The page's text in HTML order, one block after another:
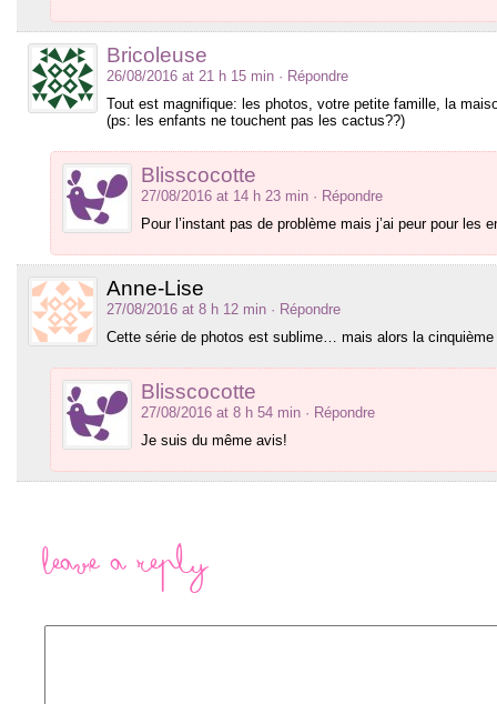
Bricoleuse
26/08/2016 at 21 h 15 min · Répondre
Tout est magnifique: les photos, votre petite famille, la
(ps: les enfants ne touchent pas les cactus??)
Blisscocotte
27/08/2016 at 14 h 23 min · Répondre
Pour l’instant pas de problème mais j’ai peur pour
Anne-Lise
27/08/2016 at 8 h 12 min · Répondre
Cette série de photos est sublime… mais alors la
Blisscocotte
27/08/2016 at 8 h 54 min · Répondre
Je suis du même avis!
Leave a Reply